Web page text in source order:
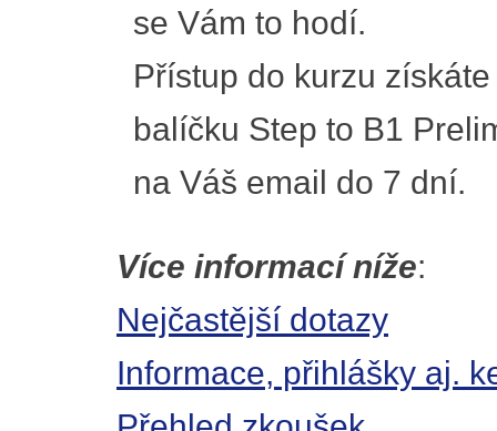
se Vám to hodí.
Přístup do kurzu
balíčku Step to B1
na Váš email do 7 dní.
Více informací níže:
Nejčastější dotazy
Informace, přihlášky aj.